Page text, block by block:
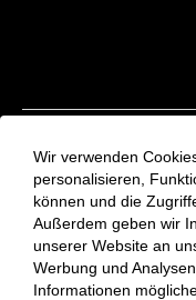
Kontakt
Aktuelles
VinziRast-Newsletter
Impressum
Datenschutzerklärung
Wir verwenden
personalisieren,
können und die
Außerdem geben wir
unserer Website an
Werbung und
Informationen